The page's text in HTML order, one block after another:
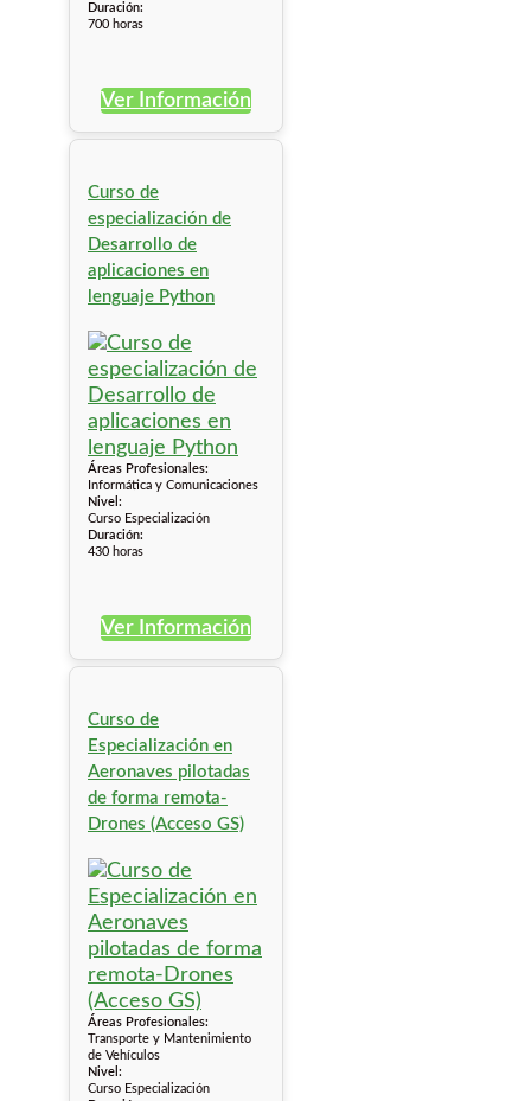
Duración:
700 horas
Ver Información
Curso de
especialización de
Desarrollo de
aplicaciones en
lenguaje Python
Áreas Profesionales:
Informática y Comunicaciones
Nivel:
Curso Especialización
Duración:
430 horas
Ver Información
Curso de
Especialización en
Aeronaves pilotadas
de forma remota-
Drones (Acceso GS)
Áreas Profesionales:
Transporte y Mantenimiento
de Vehículos
Nivel:
Curso Especialización